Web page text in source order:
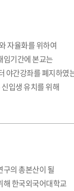
자율화를 위하여
임기간에 본교는
야간강좌를 폐지하였
입생 유치를 위해
구의 총본산이 될
해 한국외국어대학교